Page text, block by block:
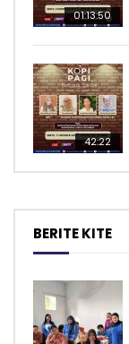
01:13:50
42:22
BERITE KITE